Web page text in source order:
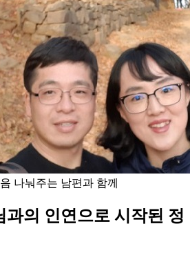
나눠주는 남편과 함께
과의 인연으로 시작된 정